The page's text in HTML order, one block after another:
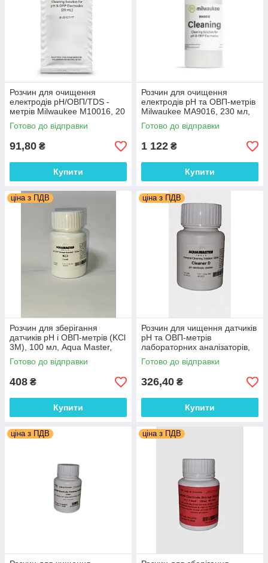
Розчин для очищення
електродів pH/ОВП/TDS -
метрів Milwaukee М10016, 20
мл, Угорщина
Готово до відправки
91,80 ₴
Купити
Розчин для очищення
електродів pH та ОВП-метрів
Milwaukee МА9016, 230 мл,
Угорщина
Готово до відправки
1 122 ₴
Купити
ціна з ПДВ
Розчин для зберігання
датчиків pH і ОВП-метрів (KCl
3M), 100 мл, Aqua Master,
Нідерланди 1104
Готово до відправки
408 ₴
Купити
ціна з ПДВ
Розчин для чищення датчиків
pH та ОВП-метрів
лабораторних аналізаторів,
100мл, Aqua Master,
Нідерланди 1105
Готово до відправки
326,40 ₴
Купити
ціна з ПДВ ціна з ПДВ